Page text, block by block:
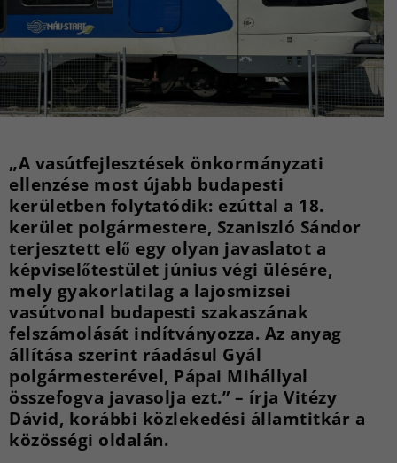
„A vasútfejlesztések önkormányzati
ellenzése most újabb budapesti
kerületben folytatódik: ezúttal a 18.
kerület polgármestere, Szaniszló Sándor
terjesztett elő egy olyan javaslatot a
képviselőtestület június végi ülésére,
mely gyakorlatilag a lajosmizsei
vasútvonal budapesti szakaszának
felszámolását indítványozza. Az anyag
állítása szerint ráadásul Gyál
polgármesterével, Pápai Mihállyal
összefogva javasolja ezt.” – írja Vitézy
Dávid, korábbi közlekedési államtitkár a
közösségi oldalán.